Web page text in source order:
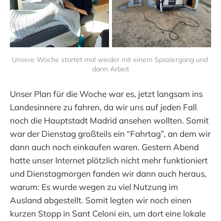
Unsere Woche startet mal wieder mit einem Spaziergang und
dann Arbeit
Unser Plan für die Woche war es, jetzt langsam ins
Landesinnere zu fahren, da wir uns auf jeden Fall
noch die Hauptstadt Madrid ansehen wollten. Somit
war der Dienstag großteils ein “Fahrtag”, an dem wir
dann auch noch einkaufen waren. Gestern Abend
hatte unser Internet plötzlich nicht mehr funktioniert
und Dienstagmorgen fanden wir dann auch heraus,
warum: Es wurde wegen zu viel Nutzung im
Ausland abgestellt. Somit legten wir noch einen
kurzen Stopp in Sant Celoni ein, um dort eine lokale